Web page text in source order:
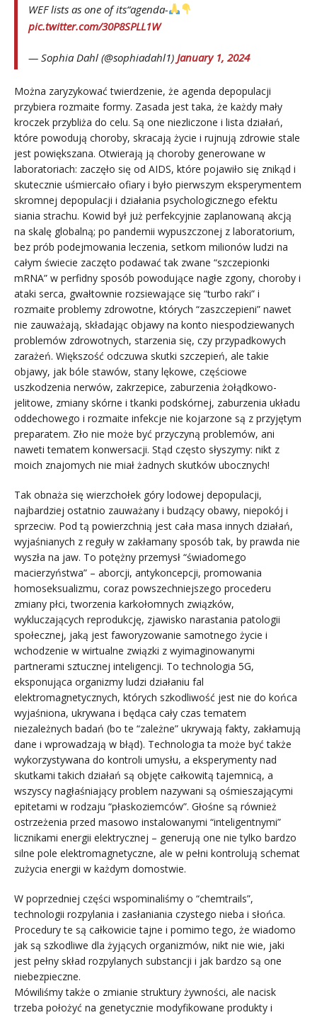
WEF lists as one of its“agenda-
pic.twitter.com/30P8SPLL1W
— Sophia Dahl (@sophiadahl1) January 1, 2024
Można zaryzykować twierdzenie, że agenda depopulacji
przybiera rozmaite formy. Zasada jest taka, że każdy mały
kroczek przybliża do celu. Są one niezliczone i lista działań,
które powodują choroby, skracają życie i rujnują zdrowie stale
jest powiększana. Otwierają ją choroby generowane w
laboratoriach: zaczęło się od AIDS, które pojawiło się znikąd i
skutecznie uśmiercało ofiary i było pierwszym eksperymentem
skromnej depopulacji i działania psychologicznego efektu
siania strachu. Kowid był już perfekcyjnie zaplanowaną akcją
na skalę globalną; po pandemii wypuszczonej z laboratorium,
bez prób podejmowania leczenia, setkom milionów ludzi na
całym świecie zaczęto podawać tak zwane “szczepionki
mRNA” w perfidny sposób powodujące nagłe zgony, choroby i
ataki serca, gwałtownie rozsiewające się “turbo raki” i
rozmaite problemy zdrowotne, których “zaszczepieni” nawet
nie zauważają, składając objawy na konto niespodziewanych
problemów zdrowotnych, starzenia się, czy przypadkowych
zarażeń. Większość odczuwa skutki szczepień, ale takie
objawy, jak bóle stawów, stany lękowe, częściowe
uszkodzenia nerwów, zakrzepice, zaburzenia żołądkowo-
jelitowe, zmiany skórne i tkanki podskórnej, zaburzenia układu
oddechowego i rozmaite infekcje nie kojarzone są z przyjętym
preparatem. Zło nie może być przyczyną problemów, ani
naweti tematem konwersacji. Stąd często słyszymy: nikt z
moich znajomych nie miał żadnych skutków ubocznych!
Tak obnaża się wierzchołek góry lodowej depopulacji,
najbardziej ostatnio zauważany i budzący obawy, niepokój i
sprzeciw. Pod tą powierzchnią jest cała masa innych działań,
wyjaśnianych z reguły w zakłamany sposób tak, by prawda nie
wyszła na jaw. To potężny przemysł “świadomego
macierzyństwa” – aborcji, antykoncepcji, promowania
homoseksualizmu, coraz powszechniejszego procederu
zmiany płci, tworzenia karkołomnych związków,
wykluczających reprodukcję, zjawisko narastania patologii
społecznej, jaką jest faworyzowanie samotnego życie i
wchodzenie w wirtualne związki z wyimaginowanymi
partnerami sztucznej inteligencji. To technologia 5G,
eksponująca organizmy ludzi działaniu fal
elektromagnetycznych, których szkodliwość jest nie do końca
wyjaśniona, ukrywana i będąca cały czas tematem
niezależnych badań (bo te “zależne” ukrywają fakty, zakłamują
dane i wprowadzają w błąd). Technologia ta może być także
wykorzystywana do kontroli umysłu, a eksperymenty nad
skutkami takich działań są objęte całkowitą tajemnicą, a
wszyscy nagłaśniający problem nazywani są ośmieszającymi
epitetami w rodzaju “płaskoziemców”. Głośne są również
ostrzeżenia przed masowo instalowanymi “inteligentnymi”
licznikami energii elektrycznej – generują one nie tylko bardzo
silne pole elektromagnetyczne, ale w pełni kontrolują schemat
zużycia energii w każdym domostwie.
W poprzedniej części wspominaliśmy o “chemtrails”,
technologii rozpylania i zasłaniania czystego nieba i słońca.
Procedury te są całkowicie tajne i pomimo tego, że wiadomo
jak są szkodliwe dla żyjących organizmów, nikt nie wie, jaki
jest pełny skład rozpylanych substancji i jak bardzo są one
niebezpieczne.
Mówiliśmy także o zmianie struktury żywności, ale nacisk
trzeba położyć na genetycznie modyfikowane produkty i